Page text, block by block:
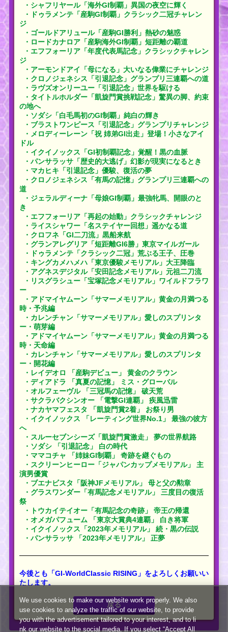
・シャフリヤール「海外GI制覇」異国の夜空に輝く
・ドゥラメンテ「産駒GI制覇」クラシック二冠チャレン
ジ
・ゴールドアリュール「産駒GI勝利」熱砂の魅惑
・ロードカナロア「産駒海外GI制覇」短距離の覇道
・エフフォーリア「年度代表馬記念」クラシックチャレン
ジ
・アーモンドアイ「母になる」大いなる偉業にチャレンジ
・クロノジェネシス「引退記念」グランプリ三連覇への道
・ラヴズオンリーユー「引退記念」世界を駆ける
・タイトルホルダー「凱旋門賞挑戦記念」驚異の脚、約束
の地へ
・ソダシ「白毛馬初のGI制覇」純白の輝き
・ブラストワンピース「引退記念」グランプリチャレンジ
・メロディーレーン「祝 姉弟GI出走」登場！小さなアイ
ドル
・イクイノックス「GI初制覇記念」覚醒！黒の血脈
・パンサラッサ「歴史的大逃げ」幻影が現実になるとき
・マカヒキ「引退記念」優駿、復活の夢
・クロノジェネシス「有馬の記憶」グランプリ三連覇への
道
・ジェラルディーナ「母娘GI制覇」最強牝馬、開眼のと
き
・エフフォーリア「再起の始動」クラシックチャレンジ
・ライスシャワー「名ステイヤー回想」遥かなる道
・クロフネ「GI二刀流」黒船来航
・グランアレグリア「短距離GI6勝」東京マイルガール
・ドゥラメンテ「クラシック二冠」荒ぶる王子、圧巻
・キングカメハメハ「東京優駿メモリアル」大王降臨
・アグネスデジタル「安田記念メモリアル」元祖二刀流
・リスグラシュー「宝塚記念メモリアル」ワイルドフラワ
ー
・アドマイヤムーン「サマーメモリアル」黄金の月満つる
時・予兆編
・カレンチャン「サマーメモリアル」愛しのスプリンタ
ー・萌芽編
・アドマイヤムーン「サマーメモリアル」黄金の月満つる
時・天命編
・カレンチャン「サマーメモリアル」愛しのスプリンタ
ー・開花編
・レイデオロ 「産駒デビュー」 黄金のクラウン
・ディアドラ 「真夏の記憶」 ミス・グローバル
・オルフェーヴル 「三冠馬の記憶」 破天荒
・サクラバクシンオー 「電撃GI連覇」 疾風迅雷
・ナカヤマフェスタ 「凱旋門賞2着」 お祭り男
・イクイノックス 「レーティング世界No.1」 最強の彼方
へ
・スルーセブンシーズ「凱旋門賞激走」 夢の世界航路
・ソダシ 「引退記念」 白の時代
・ママコチャ 「姉妹GI制覇」 奇跡を継ぐもの
・スクリーンヒーロー「ジャパンカップメモリアル」 主
演男優賞
・ブエナビスタ「阪神JFメモリアル」 母と父の勲章
・グラスワンダー「有馬記念メモリアル」 三度目の復活
祭
・トウカイテイオー「有馬記念の奇跡」 帝王の帰還
・オメガパフューム 「東京大賞典4連覇」 白き将軍
・イクイノックス「2023年メモリアル」 続・黒の伝説
・パンサラッサ 「2023年メモリアル」 正夢
今後とも「GI-WorldClassic RISING」をよろしくお願いい
たします。
戻る
We use cookies to make our website work properly. We also
use cookies to analyze the traffic of our website, to provide
you with the advertisement tailored to your interest, and to li
nk our website to the social media. If you select “Accept All